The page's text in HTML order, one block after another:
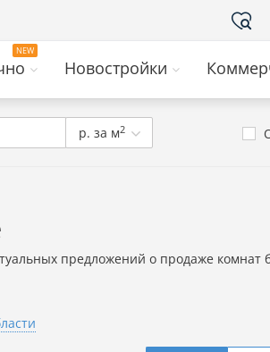
Новостройки
р. за м2
предложений о продаже комнат